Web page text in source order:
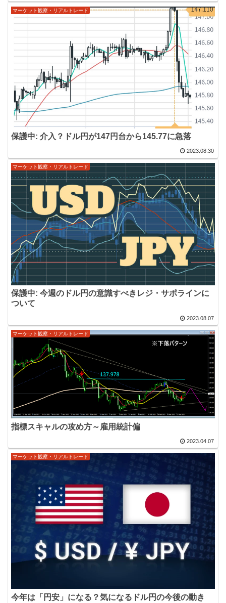
マーケット観察・リアルトレード
保護中: 介入？ドル円が147円台から145.77に急落
2023.08.30
マーケット観察・リアルトレード
保護中: 今週のドル円の意識すべきレジ・サポラインに
ついて
2023.08.07
マーケット観察・リアルトレード
指標スキャルの攻め方～雇用統計偏
2023.04.07
マーケット観察・リアルトレード
今年は「円安」になる？気になるドル円の今後の動き